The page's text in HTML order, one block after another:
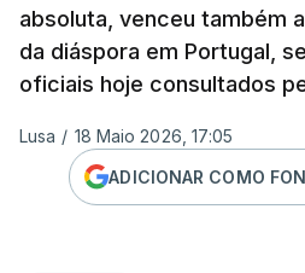
absoluta, venceu também
da diáspora em Portugal,
oficiais hoje consultados
Lusa / 18 Maio 2026, 17:05
ADICIONAR COMO